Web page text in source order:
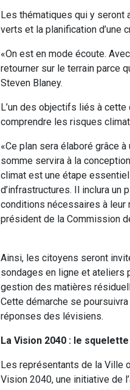
Les thématiques qui y seront
verts et la planification d’une
«On est en mode écoute.
retourner sur le terrain parce
Steven Blaney.
L’un des objectifs liés à cette
comprendre les risques
«Ce plan sera élaboré grâce
somme servira à la
climat est une étape
d’infrastructures. Il inclura un
conditions nécessaires à
président de la Commission
Ainsi, les citoyens seront
sondages en ligne et ateliers
gestion des matières
Cette démarche se
réponses des lévisiens.
La Vision 2040 : le squelette
Les représentants de la Ville
Vision 2040, une initiative de